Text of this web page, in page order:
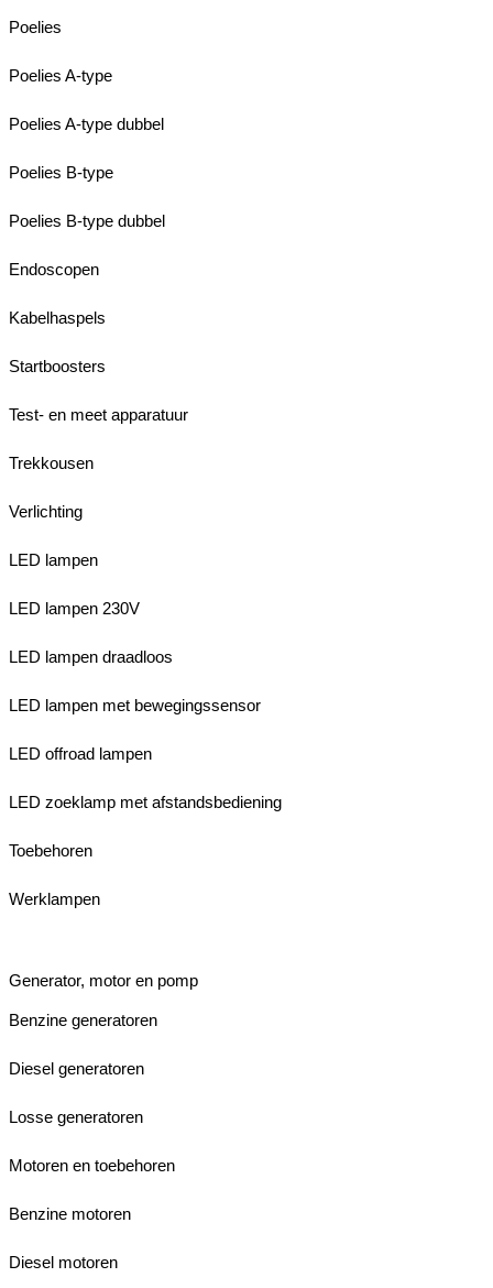
Poelies
Poelies A-type
Poelies A-type dubbel
Poelies B-type
Poelies B-type dubbel
Endoscopen
Kabelhaspels
Startboosters
Test- en meet apparatuur
Trekkousen
Verlichting
LED lampen
LED lampen 230V
LED lampen draadloos
LED lampen met bewegingssensor
LED offroad lampen
LED zoeklamp met afstandsbediening
Toebehoren
Werklampen
Generator, motor en pomp
Benzine generatoren
Diesel generatoren
Losse generatoren
Motoren en toebehoren
Benzine motoren
Diesel motoren